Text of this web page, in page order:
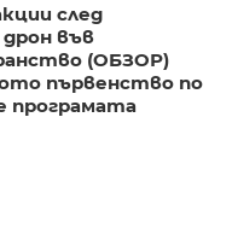
след
във
(ОБЗОР)
първенство по
програмата